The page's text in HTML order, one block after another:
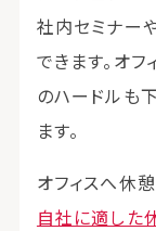
社内セミナー
できます。オ
のハードルも
ます。
オフィスへ休
自社に適した